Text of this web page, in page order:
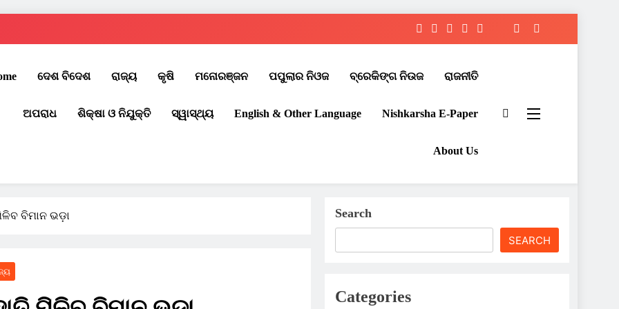
ଦେଶ ବିଦେଶ ରାଜ୍ୟ କୃଷି ମନୋରଞ୍ଜନ ପପୁଲାର ନିଓଜ ବ୍ରେକିଙ୍ଗ ନିଉଜ ରାଜନୀତି
ଅପରାଧ ଶିକ୍ଷା ଓ ନିଯୁକ୍ତି ସ୍ୱାସ୍ଥ୍ୟ English & Other Language Nishkarsha E-Paper​
About Us
ବିମାନ ଭଡ଼ା Search
SEARCH
Categories